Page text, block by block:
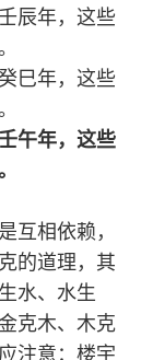
辰年，这些
巳年，这些
午年，这些
互相依赖，
的道理，其
水、水生
克木、木克
注意：楼宇